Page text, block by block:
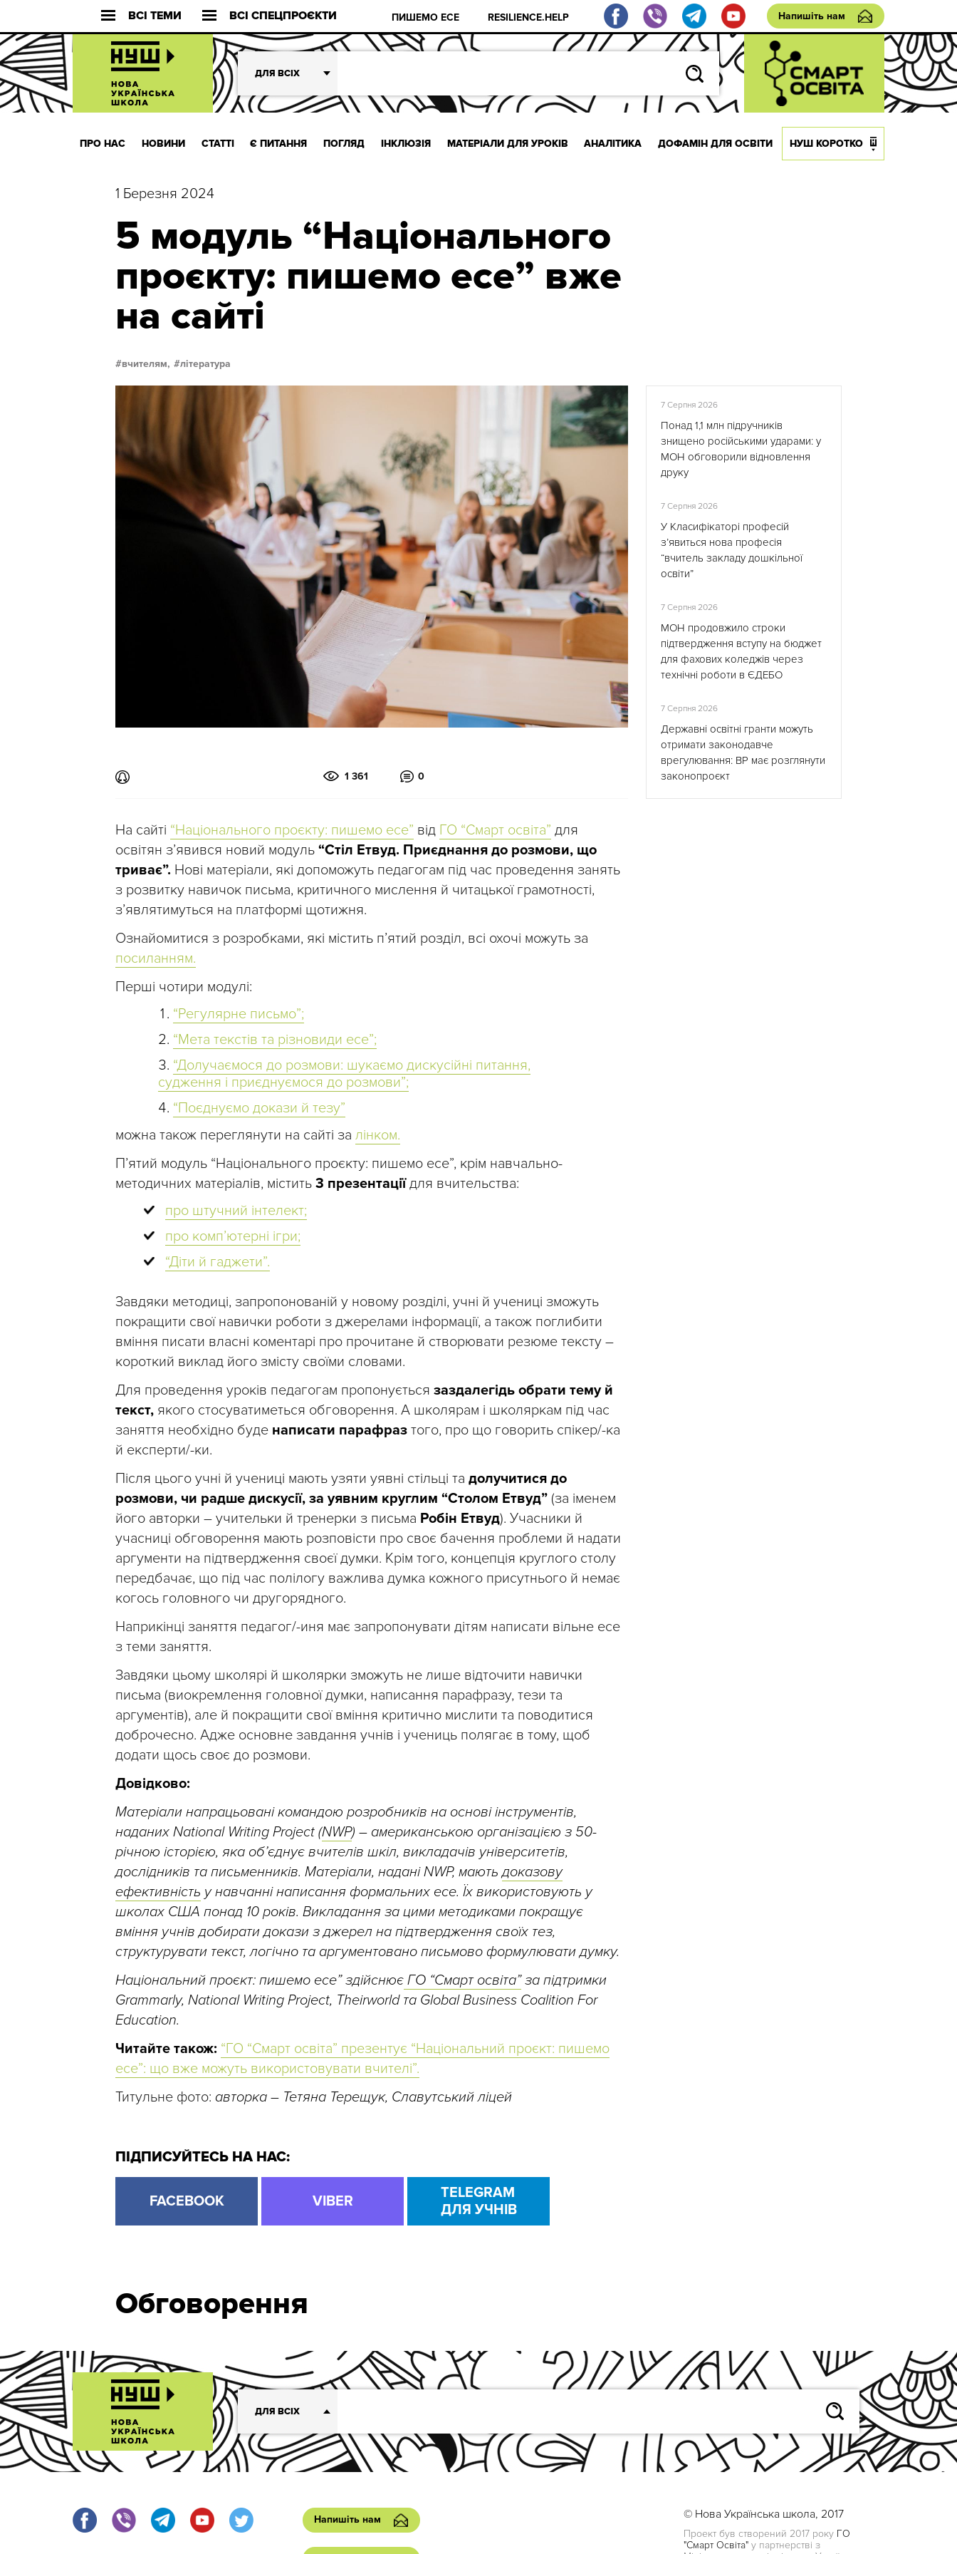
ВСІ ТЕМИ ВСІ СПЕЦПРОЄКТИ ПИШЕМО ЕСЕ RESILIENCE.HELP Напишіть нам
ДЛЯ ВСІХ
ПРО НАС НОВИНИ СТАТТІ Є ПИТАННЯ ПОГЛЯД ІНКЛЮЗІЯ МАТЕРІАЛИ ДЛЯ УРОКІВ АНАЛІТИКА ДОФАМІН ДЛЯ ОСВІТИ НУШ КОРОТКО
1 Березня 2024
5 модуль “Національного
проєкту: пишемо есе” вже
на сайті
вчителям, література
1 361 0
На сайті “Національного проєкту: пишемо есе” від ГО “Смарт освіта” для
освітян з’явився новий модуль “Стіл Етвуд. Приєднання до розмови, що
триває”. Нові матеріали, які допоможуть педагогам під час проведення занять
з розвитку навичок письма, критичного мислення й читацької грамотності,
зʼявлятимуться на платформі щотижня.
Ознайомитися з розробками, які містить п’ятий розділ, всі охочі можуть за
посиланням.
Перші чотири модулі:
“Регулярне письмо”;
“Мета текстів та різновиди есе”;
“Долучаємося до розмови: шукаємо дискусійні питання,
судження і приєднуємося до розмови”;
“Поєднуємо докази й тезу”
можна також переглянути на сайті за лінком.
П’ятий модуль “Національного проєкту: пишемо есе”, крім навчально-
методичних матеріалів, містить 3 презентаціїдля вчительства:
про штучний інтелект;
про компʼютерні ігри;
“Діти й гаджети”.
Завдяки методиці, запропонованій у новому розділі, учні й учениці зможуть
покращити свої навички роботи з джерелами інформації, а також поглибити
вміння писати власні коментарі про прочитане й створювати резюме тексту –
короткий виклад його змісту своїми словами.
Для проведення уроків педагогам пропонується заздалегідь обрати тему й
текст, якого стосуватиметься обговорення. А школярам і школяркам під час
заняття необхідно буде написати парафраз того, про що говорить спікер/-ка
й експерти/-ки.
Після цього учні й учениці мають узяти уявні стільці та долучитися до
розмови, чи радше дискусії, за уявним круглим “Столом Етвуд” (за іменем
його авторки – учительки й тренерки з письма Робін Етвуд). Учасники й
учасниці обговорення мають розповісти про своє бачення проблеми й надати
аргументи на підтвердження своєї думки. Крім того, концепція круглого столу
передбачає, що під час полілогу важлива думка кожного присутнього й немає
когось головного чи другорядного.
Наприкінці заняття педагог/-иня має запропонувати дітям написати вільне есе
з теми заняття.
Завдяки цьому школярі й школярки зможуть не лише відточити навички
письма (виокремлення головної думки, написання парафразу, тези та
аргументів), але й покращити свої вміння критично мислити та поводитися
доброчесно. Адже основне завдання учнів і учениць полягає в тому, щоб
додати щось своє до розмови.
Довідково:
Матеріали напрацьовані командою розробників на основі інструментів,
наданих National Writing Project (NWP) – американською організацією з 50-
річною історією, яка об’єднує вчителів шкіл, викладачів університетів,
дослідників та письменників. Матеріали, надані NWP, маютьдоказову
ефективність у навчанні написання формальних есе. Їх використовують у
школах США понад 10 років. Викладання за цими методиками покращує
вміння учнів добирати докази з джерел на підтвердження своїх тез,
структурувати текст, логічно та аргументовано письмово формулювати думку.
Національний проєкт: пишемо есе” здійснює ГО “Смарт освіта”за підтримки
Grammarly, National Writing Project, Theirworld та Global Business Coalition For
Education.
Читайте також: “ГО “Смарт освіта” презентує “Національний проєкт: пишемо
есе”: що вже можуть використовувати вчителі”.
Титульне фото: авторка – Тетяна Терещук, Славутський ліцей
ПІДПИСУЙТЕСЬ НА НАС:
FACEBOOK VIBER
TELEGRAM
ДЛЯ УЧНІВ
7 Серпня 2026
Понад 1,1 млн підручників
знищено російськими ударами: у
МОН обговорили відновлення
друку
7 Серпня 2026
У Класифікаторі професій
з’явиться нова професія
“вчитель закладу дошкільної
освіти”
7 Серпня 2026
МОН продовжило строки
підтвердження вступу на бюджет
для фахових коледжів через
технічні роботи в ЄДЕБО
7 Серпня 2026
Державні освітні гранти можуть
отримати законодавче
врегулювання: ВР має розглянути
законопроєкт
Обговорення
ДЛЯ ВСІХ
Напишіть нам © Нова Українська школа, 2017
Проект був створений 2017 року ГО
"Смарт Освіта" у партнерстві з